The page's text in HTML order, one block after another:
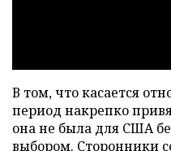
В том, что касается
период накрепко
она не была для США
выбором. Сторонники